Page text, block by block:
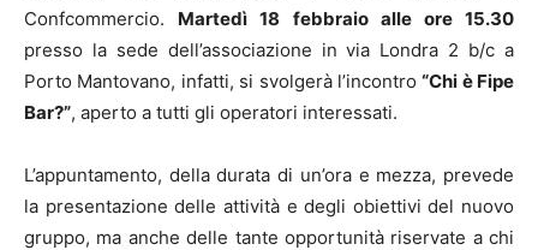
Confcommercio. Martedì 18 febbraio alle ore 15.30
presso la sede dell’associazione in via Londra 2 b/c a
Porto Mantovano, infatti, si svolgerà l’incontro“Chi è Fipe
Bar?”, aperto a tutti gli operatori interessati.
L’appuntamento, della durata di un’ora e mezza, prevede
la presentazione delle attività e degli obiettivi del nuovo
gruppo, ma anche delle tante opportunità riservate a chi